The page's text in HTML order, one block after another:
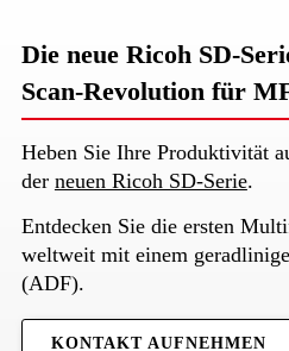
Die neue Ricoh SD-
Scan-Revolution für
Heben Sie Ihre Produktivität
der neuen Ricoh SD-Serie.
Entdecken Sie die ersten
weltweit mit einem
(ADF).
KONTAKT AUFNEHMEN